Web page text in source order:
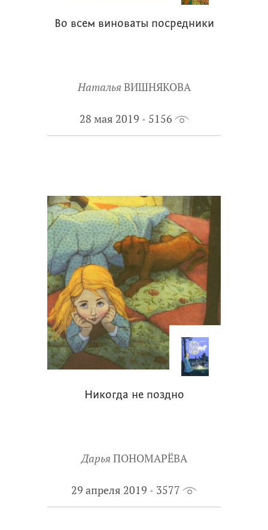
Во всем виноваты посредники
Наталья ВИШНЯКОВА
28 мая 2019 5156
Никогда не поздно
Дарья ПОНОМАРЁВА
29 апреля 2019 3577